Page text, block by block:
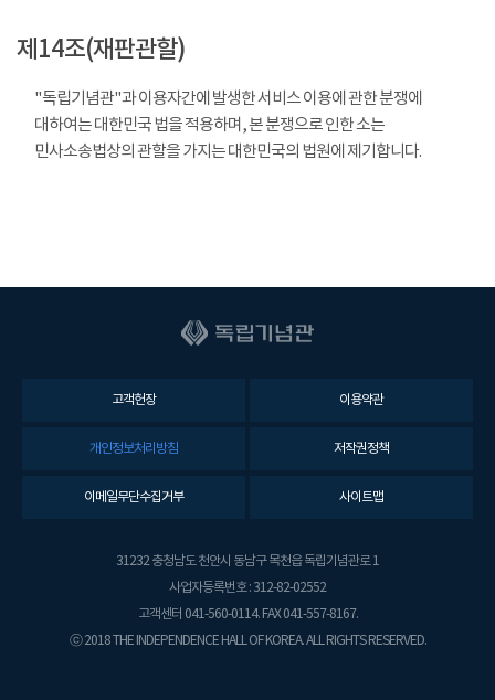
제14조(재판관할)
"독립기념관"과 이용자간에 발생한 서비스 이용에 관한 분쟁에
대하여는 대한민국 법을 적용하며, 본 분쟁으로 인한 소는
민사소송법상의 관할을 가지는 대한민국의 법원에 제기합니다.
고객헌장 이용약관
개인정보처리방침 저작권정책
이메일무단수집거부 사이트맵
31232 충청남도 천안시 동남구 목천읍 독립기념관로 1
사업자등록번호 : 312-82-02552
고객센터 041-560-0114. FAX 041-557-8167.
ⓒ 2018 THE INDEPENDENCE HALL OF KOREA. ALL RIGHTS RESERVED.